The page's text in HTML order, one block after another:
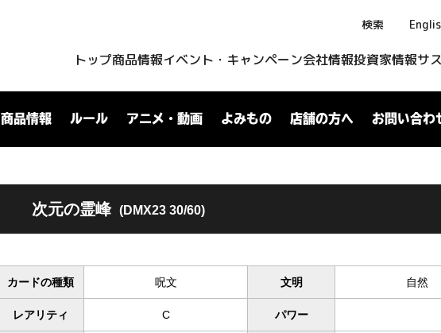
検索
トップ商品情報イベント・キャンペーン会社情報投資家情報サ
商品情報 ルール アニメ・動画 よみもの 店舗の方へ お問い合わ
次元の霊峰 (DMX23 30/60)
カードの種類 呪文 文明 自然
レアリティ C パワー